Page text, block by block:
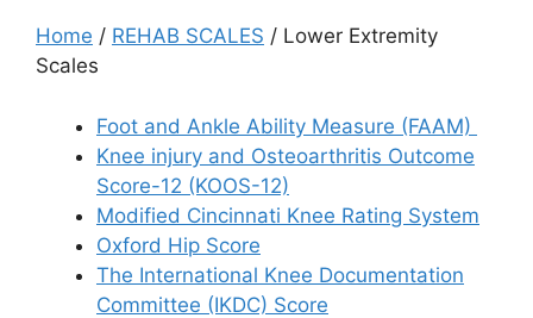
Home / REHAB SCALES / Lower Extremity
Scales
Foot and Ankle Ability Measure (FAAM)
Knee injury and Osteoarthritis Outcome
Score-12 (KOOS-12)
Modified Cincinnati Knee Rating System
Oxford Hip Score
The International Knee Documentation
Committee (IKDC) Score